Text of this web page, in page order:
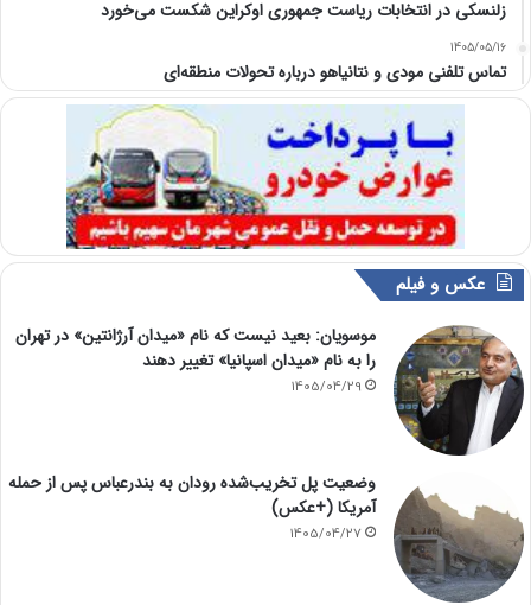
زلنسکی در انتخابات ریاست جمهوری اوکراین شکست می‌خورد
1405/05/16
تماس تلفنی مودی و نتانیاهو درباره تحولات منطقه‌ای
عکس و فیلم
موسویان: بعید نیست که نام «میدان آرژانتین» در تهران
را به نام «میدان اسپانیا» تغییر دهند
1405/04/29
وضعیت پل تخریب‌شده رودان به بندرعباس پس از حمله
آمریکا (+عکس)
1405/04/27